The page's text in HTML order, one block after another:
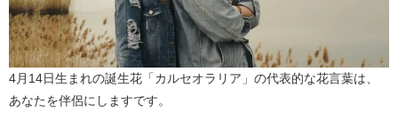
4月14日生まれの誕生花「カルセオラリア」の代表的な花言葉は、
あなたを伴侶にしますです。